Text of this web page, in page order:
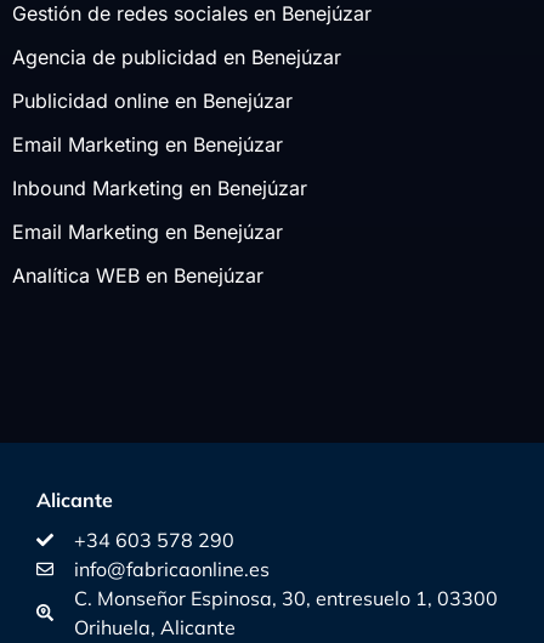
Gestión de redes sociales en Benejúzar
Agencia de publicidad en Benejúzar
Publicidad online en Benejúzar
Email Marketing en Benejúzar
Inbound Marketing en Benejúzar
Email Marketing en Benejúzar
Analítica WEB en Benejúzar
Alicante
+34 603 578 290
info@fabricaonline.es
C. Monseñor Espinosa, 30, entresuelo 1, 03300
Orihuela, Alicante